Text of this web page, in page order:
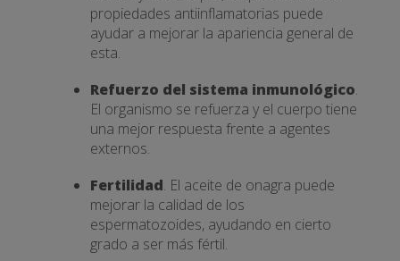
propiedades antiinflamatorias puede
ayudar a mejorar la apariencia general de
esta.
Refuerzo del sistema inmunológico.
El organismo se refuerza y el cuerpo tiene
una mejor respuesta frente a agentes
externos.
Fertilidad. El aceite de onagra puede
mejorar la calidad de los
espermatozoides, ayudando en cierto
grado a ser más fértil.